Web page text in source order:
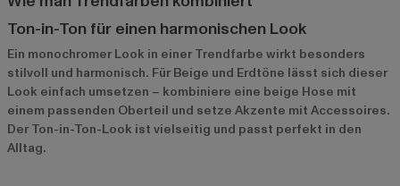
Ton-in-Ton für einen harmonischen Look
Ein monochromer Look in einer Trendfarbe wirkt besonders
stilvoll und harmonisch. Für Beige und Erdtöne lässt sich dieser
Look einfach umsetzen – kombiniere eine beige Hose mit
einem passenden Oberteil und setze Akzente mit Accessoires.
Der Ton-in-Ton-Look ist vielseitig und passt perfekt in den
Alltag.